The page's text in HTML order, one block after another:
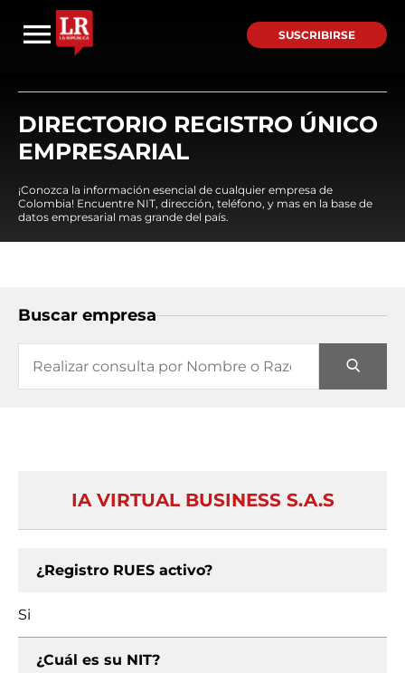
SUSCRIBIRSE
DIRECTORIO REGISTRO ÚNICO
EMPRESARIAL
¡Conozca la información esencial de cualquier empresa de
Colombia! Encuentre NIT, dirección, teléfono, y mas en la base de
datos empresarial mas grande del país.
Buscar empresa
IA VIRTUAL BUSINESS S.A.S
¿Registro RUES activo?
Si
¿Cuál es su NIT?